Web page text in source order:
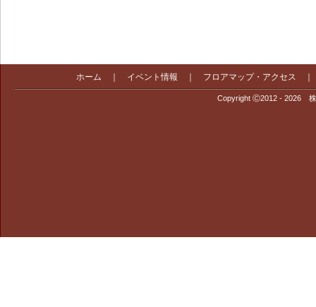
ホーム イベント情報 フロアマップ・アクセス
Copyright Ⓒ2012 - 2026 株